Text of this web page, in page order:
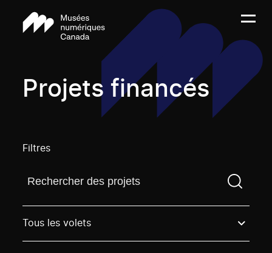
Projets financés
Filtres
Trouvez un projetVous devez saisir un terme de
Tous les volets